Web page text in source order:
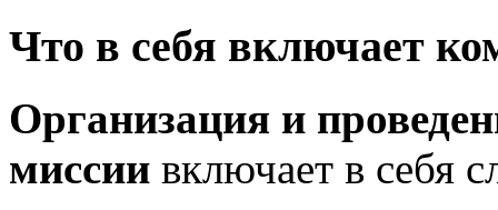
Что в себя включает
Организация и
миссии включает в себя